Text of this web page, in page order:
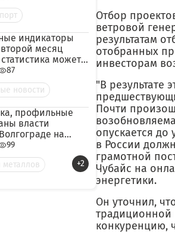
индикаторы
месяц
может
87
новости
профильные
власти
на
по металлолому
99
+2
Отбор
ветровой
результатам
отобранных
инвесторам
"В результате
Почти
опускается
в России
грамотной
Чубайс на
энергетики.
Он уточнил,
традиционной
конкуренцию,